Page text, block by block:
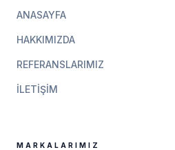
ANASAYFA
HAKKIMIZDA
REFERANSLARIMIZ
İLETIŞIM
MARKALARIMIZ